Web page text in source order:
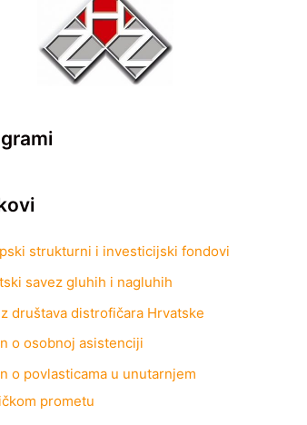
strukturni i investicijski fondovi
savez gluhih i nagluhih
društava distrofičara Hrvatske
o osobnoj asistenciji
o povlasticama u unutarnjem
prometu